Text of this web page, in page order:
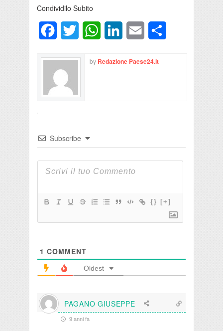
Condividilo Subito
FacebookTwitter WhatsAppLinkedInEmail
by Redazione Paese24.it
Subscribe
{} [+]
1 COMMENT
Oldest
PAGANO GIUSEPPE
9 anni fa